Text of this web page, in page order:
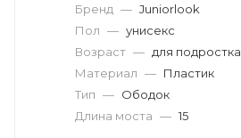
Бренд — Juniorlook
Пол — унисекс
Возраст — для подростка
Материал — Пластик
Тип — Ободок
Длина моста — 15